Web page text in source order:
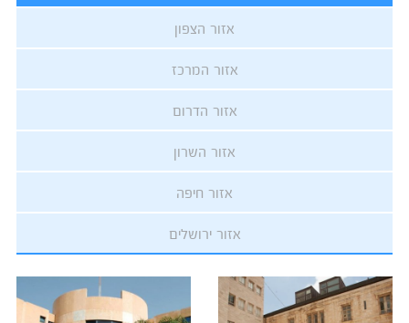
אזור הצפון
אזור המרכז
אזור הדרום
אזור השרון
אזור חיפה
אזור ירושלים